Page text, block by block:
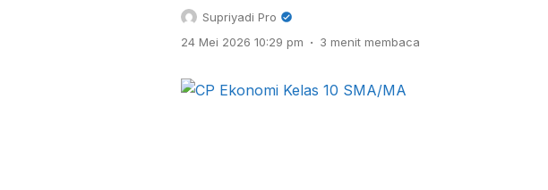
Supriyadi Pro
24 Mei 2026 10:29 pm . 3 menit membaca